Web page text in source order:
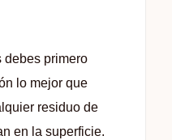
debes primero
lo mejor que
residuo de
en la superficie.